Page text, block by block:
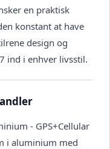
en praktisk
konstant at have
design og
ind i enhver livsstil.
- GPS+Cellular
i aluminium med